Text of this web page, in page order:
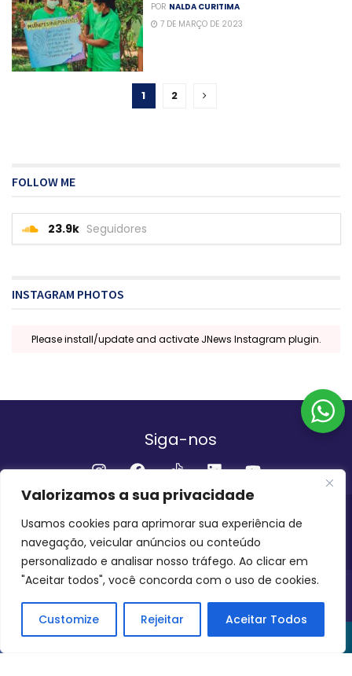
Valorizamos a sua privacidade
Usamos cookies para aprimorar sua experiência de
navegação, veicular anúncios ou conteúdo
personalizado e analisar nosso tráfego. Ao clicar em
"Aceitar todos", você concorda com o uso de cookies.
Customize Rejeitar Aceitar Todos
POR NALDA CURITIMA
7 DE MARÇO DE 2023
1 2
FOLLOW ME
23.9k Seguidores
INSTAGRAM PHOTOS
Please install/update and activate JNews Instagram plugin.
Siga-nos
Institucional
QUEM SOMOS FALE CONOSCO
INVEST AMAZÔNIA BRASIL
COPYRIGHT 2024 - 2026